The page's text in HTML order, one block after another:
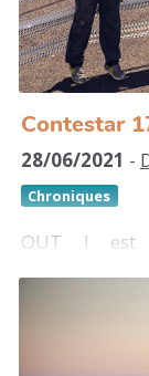
https://
https://
Contestar
28/06/2021 -
Chroniques
OUT ! est
disciplinaire